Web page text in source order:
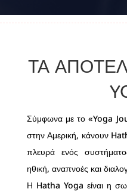
ΤΑ
Σύμφωνα με το «Yoga
στην Αμερική, κάνουν
πλευρά ενός
ηθική, αναπνοές και
Η Hatha Yoga είναι η